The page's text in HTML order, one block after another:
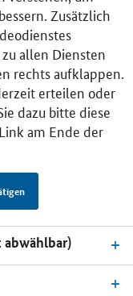
und Energie
Zusätzlich
allen Diensten
rechts aufklappen.
erteilen oder
dazu bitte diese
am Ende der